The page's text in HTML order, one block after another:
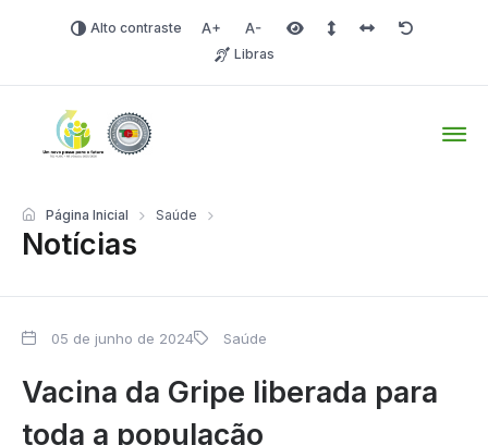
Alto contraste Aumentar fonte
Diminuir fonteÁrea selecionada
Espaçamento de linha
Espaço dos
Redefinir
Libras
Notícias
Página Inicial Saúde
05 de junho de 2024 Saúde
Vacina da Gripe liberada para
toda a população